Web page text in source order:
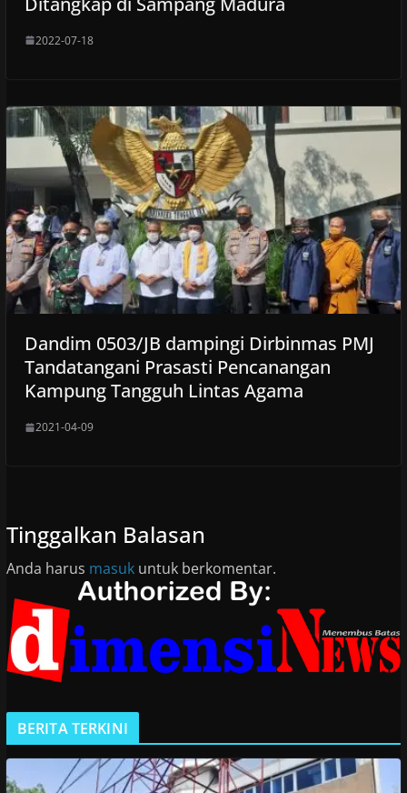
2022-07-18
Dandim 0503/JB dampingi Dirbinmas PMJ
Tandatangani Prasasti Pencanangan
Kampung Tangguh Lintas Agama
2021-04-09
Tinggalkan Balasan
Anda harus masukuntuk berkomentar.
BERITA TERKINI